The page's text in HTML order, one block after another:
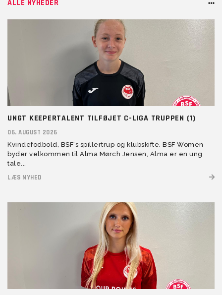
ALLE NYHEDER
UNGT KEEPERTALENT TILFØJET C-LIGA TRUPPEN (1)
06. AUGUST 2026
Kvindefodbold, BSF´s spillertrup og klubskifte. BSF Women
byder velkommen til Alma Mørch Jensen, Alma er en ung
tale...
LÆS NYHED